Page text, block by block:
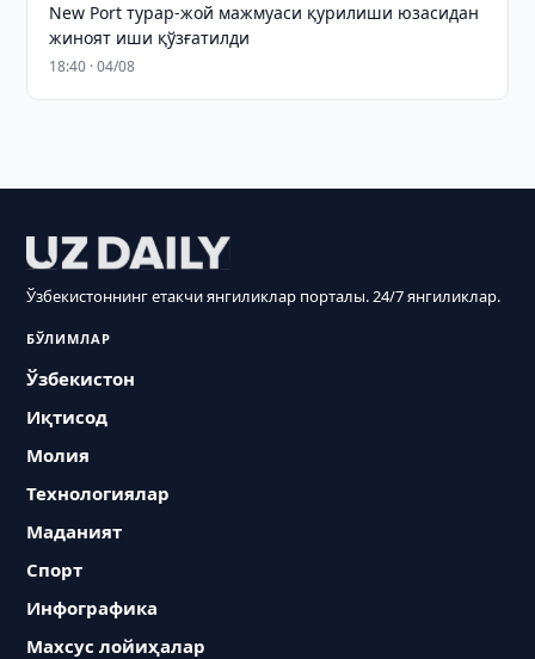
New Port турар-жой мажмуаси қурилиши юзасидан
жиноят иши қўзғатилди
18:40 · 04/08
Ўзбекистоннинг етакчи янгиликлар порталы. 24/7 янгиликлар.
БЎЛИМЛАР
Ўзбекистон
Иқтисод
Молия
Технологиялар
Маданият
Спорт
Инфографика
Махсус лойиҳалар